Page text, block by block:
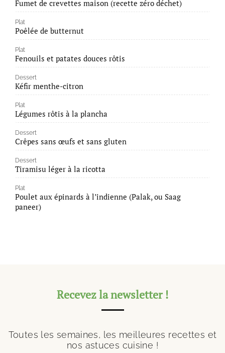
Fumet de crevettes maison (recette zéro déchet)
Plat
Poêlée de butternut
Plat
Fenouils et patates douces rôtis
Dessert
Kéfir menthe-citron
Plat
Légumes rôtis à la plancha
Dessert
Crêpes sans œufs et sans gluten
Dessert
Tiramisu léger à la ricotta
Plat
Poulet aux épinards à l’indienne (Palak, ou Saag
paneer)
Recevez la newsletter !
Toutes les semaines, les meilleures recettes et
nos astuces cuisine !